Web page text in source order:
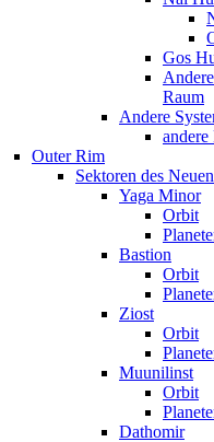
Gos
Raum
Andere
andere
Outer Rim
Sektoren des
Yaga Minor
Orbit
Bastion
Orbit
Ziost
Orbit
Muunilinst
Orbit
Dathomir